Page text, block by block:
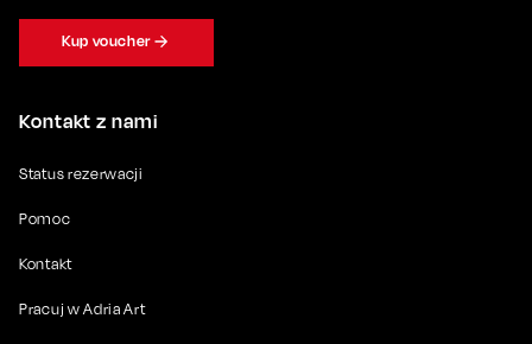
Kontakt z nami
Status rezerwacji
Pomoc
Kontakt
Pracuj w Adria Art
Kup voucher